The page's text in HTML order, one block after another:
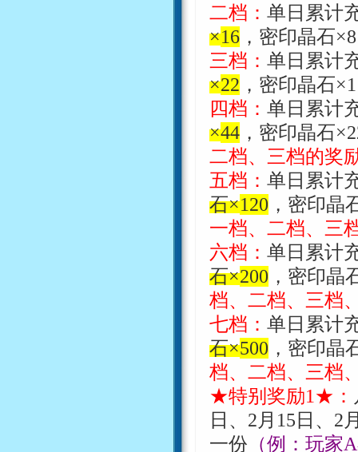
二档： 单日累计
×16 ，密印晶石×8
三档： 单日累计
×22 ，密印晶石×
四档： 单日累计
×44 ，密印晶石×
二档、三档的奖
五档： 单日累计
石×120 ，密印晶
一档、二档、三
六档： 单日累计
石×200 ，密印晶
档、二档、三档
七档： 单日累计
石×500 ，密印晶
档、二档、三档
★特别奖励1★：
日、 2 月 15 日、 2
一份 （例：玩家A